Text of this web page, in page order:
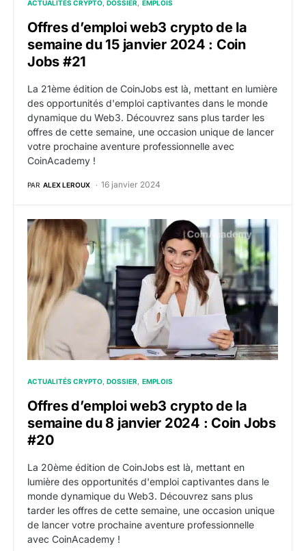
ACTUALITÉS CRYPTO DOSSIER EMPLOIS
Offres d’emploi web3 crypto de la
semaine du 15 janvier 2024 : Coin
Jobs #21
La 21ème édition de CoinJobs est là, mettant en lumière
des opportunités d'emploi captivantes dans le monde
dynamique du Web3. Découvrez sans plus tarder les
offres de cette semaine, une occasion unique de lancer
votre prochaine aventure professionnelle avec
CoinAcademy !
PAR ALEX LEROUX 16 janvier 2024
Offres d’emploi web3 crypto de la semaine du 8
ACTUALITÉS CRYPTO DOSSIER EMPLOIS
Offres d’emploi web3 crypto de la
semaine du 8 janvier 2024 : Coin Jobs
#20
La 20ème édition de CoinJobs est là, mettant en
lumière des opportunités d'emploi captivantes dans le
monde dynamique du Web3. Découvrez sans plus
tarder les offres de cette semaine, une occasion unique
de lancer votre prochaine aventure professionnelle
avec CoinAcademy !